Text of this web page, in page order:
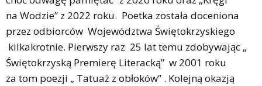
na Wodzie” z 2022 roku. Poetka została doceniona
przez odbiorców Województwa Świętokrzyskiego
kilkakrotnie. Pierwszy raz 25 lat temu zdobywając „
Świętokrzyską Premierę Literacką” w 2001 roku
za tom poezji „ Tatuaż z obłoków” . Kolejną okazją